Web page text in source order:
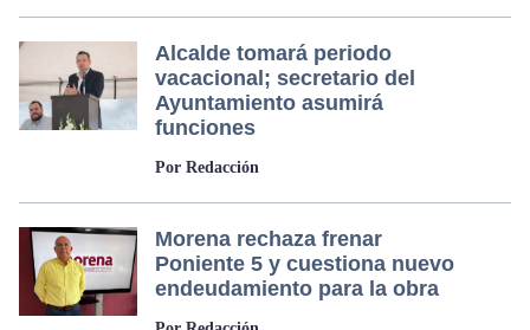
Alcalde tomará periodo
vacacional; secretario del
Ayuntamiento asumirá
funciones
Por Redacción
Morena rechaza frenar
Poniente 5 y cuestiona nuevo
endeudamiento para la obra